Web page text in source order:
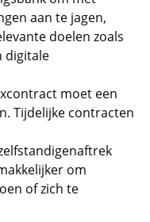
aan te jagen,
doelen zoals
digitale
moet een
Tijdelijke contracten
om
of zich te